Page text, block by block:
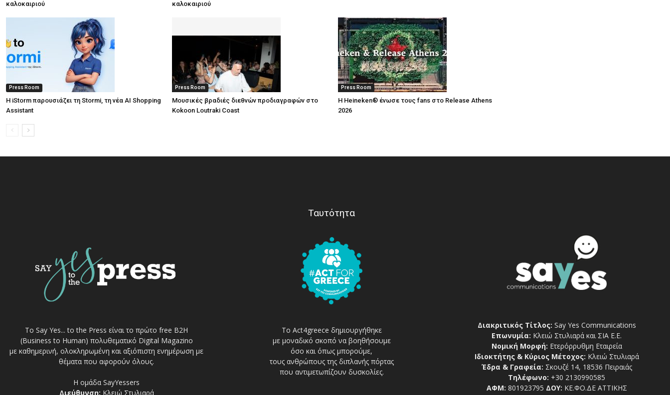
καλοκαιριού
καλοκαιριού
Press Room
Η iStorm παρουσιάζει τη Stormi, τη νέα AI Shopping
Assistant
Press Room
Μουσικές βραδιές διεθνών προδιαγραφών στο
Kokoon Loutraki Coast
Press Room
Η Heineken® ένωσε τους fans στο Release Athens
2026
Το Say Yes... to the Press είναι το πρώτο free Β2Η
(Business to Human) πολυθεματικό Digital Magazino
με καθημερινή, ολοκληρωμένη και αξιόπιστη ενημέρωση με
θέματα που αφορούν όλους.
Η ομάδα SayYessers
Διεύθυνση: Κλειώ Στυλιαρά
Ταυτότητα
Το Act4greece δημιουργήθηκε
με μοναδικό σκοπό να βοηθήσουμε
όσο και όπως μπορούμε,
τους ανθρώπους της διπλανής πόρτας
που αντιμετωπίζουν δυσκολίες.
Διακριτικός Τίτλος: Say Yes Communications
Επωνυμία: Κλειώ Στυλιαρά και ΣΙΑ Ε.Ε.
Νομική Μορφή: Ετερόρρυθμη Εταιρεία
Ιδιοκτήτης & Κύριος Μέτοχος: Κλειώ Στυλιαρά
Έδρα & Γραφεία: Σκουζέ 14, 18536 Πειραιάς
Τηλέφωνο: +30 2130990585
ΑΦΜ: 801923795 ΔΟΥ: ΚΕ.ΦΟ.ΔΕ ΑΤΤΙΚΗΣ